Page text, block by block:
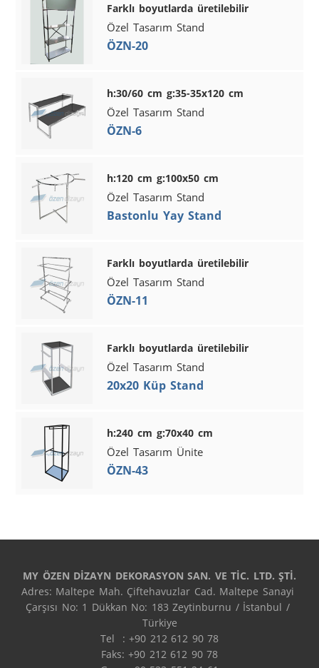
Farklı boyutlarda üretilebilir
Özel Tasarım Stand
ÖZN-20
h:30/60 cm g:35-35x120 cm
Özel Tasarım Stand
ÖZN-6
h:120 cm g:100x50 cm
Özel Tasarım Stand
Bastonlu Yay Stand
Farklı boyutlarda üretilebilir
Özel Tasarım Stand
ÖZN-11
Farklı boyutlarda üretilebilir
Özel Tasarım Stand
20x20 Küp Stand
h:240 cm g:70x40 cm
Özel Tasarım Ünite
ÖZN-43
MY ÖZEN DİZAYN DEKORASYON SAN. VE TİC. LTD. ŞTİ.
Adres: Maltepe Mah. Çiftehavuzlar Cad. Maltepe Sanayi
Çarşısı No: 1 Dükkan No: 183 Zeytinburnu / İstanbul /
Türkiye
Tel  : +90 212 612 90 78
Faks: +90 212 612 90 78